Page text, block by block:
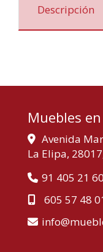
Descripción
Muebles
Avenida
La Elipa,
91 405 21 60
605 57 48
info